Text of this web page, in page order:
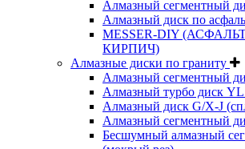
Алмазный сегментный
Алмазный диск по
MESSER-DIY
КИРПИЧ)
Алмазные диски по граниту
Алмазный сегментный
Алмазный турбо диск YL
Алмазный диск G/X-J
Алмазный сегментный
Бесшумный алмазный